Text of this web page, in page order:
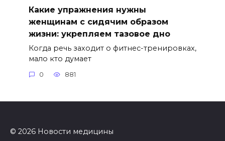
Какие упражнения нужны
женщинам с сидячим образом
жизни: укрепляем тазовое дно
Когда речь заходит о фитнес-тренировках,
мало кто думает
0 881
© 2026 Новости медицины